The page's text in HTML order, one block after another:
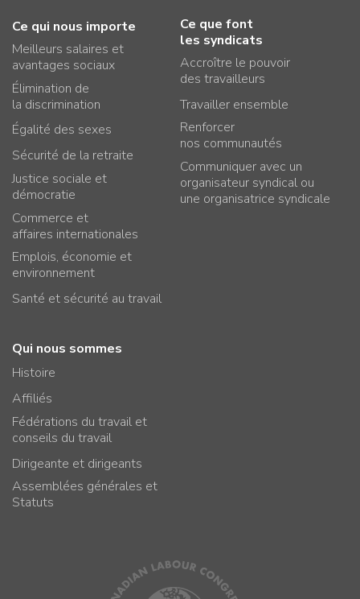
Ce qui nous importe
Meilleurs salaires et
avantages sociaux
Élimination de
la discrimination
Égalité des sexes
Sécurité de la retraite
Justice sociale et
démocratie
Commerce et
affaires internationales
Emplois, économie et
environnement
Santé et sécurité au travail
Ce que font
les syndicats
Accroître le pouvoir
des travailleurs
Travailler ensemble
Renforcer
nos communautés
Communiquer avec un
organisateur syndical ou
une organisatrice syndicale
Qui nous sommes
Histoire
Affiliés
Fédérations du travail et
conseils du travail
Dirigeante et dirigeants
Assemblées générales et
Statuts